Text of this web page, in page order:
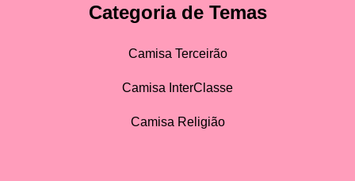
Categoria de Temas
Camisa Terceirão
Camisa InterClasse
Camisa Religião